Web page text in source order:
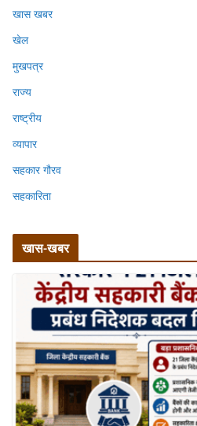
खास खबर
खेल
मुखपत्र
राज्य
राष्ट्रीय
व्यापार
सहकार गौरव
सहकारिता
खास-खबर